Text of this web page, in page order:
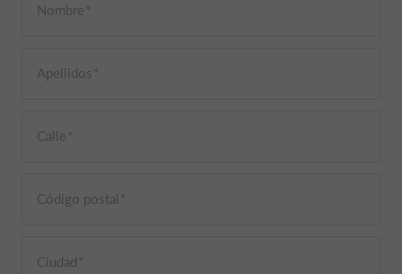
Nombre
Apellidos
Calle
Código postal
Ciudad